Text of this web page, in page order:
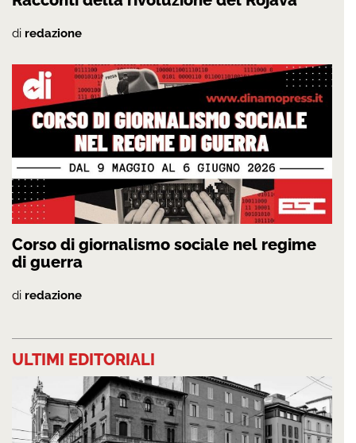
di redazione
Corso di giornalismo sociale nel regime
di guerra
di redazione
ULTIMI EDITORIALI